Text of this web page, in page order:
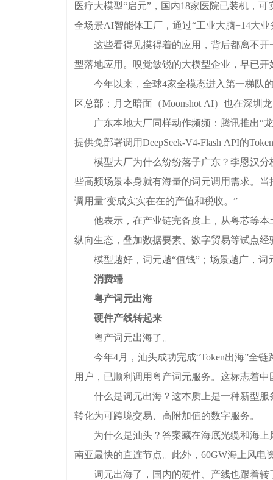
医疗大模型“启元”，国内18家医院已装机，
全场景AI智能体工厂，通过“工业大脑+14大
这些看得见摸得着的应用，背后都离不开
型落地应用。嗅觉敏锐的大模型企业，早已开
今年以来，全球4家全模态进入第一梯队的
区总部；月之暗面（Moonshot AI）也在深圳
广东本地大厂同样动作频频：腾讯推出“龙
提供免部署调用DeepSeek-V4-Flash API的
模型大厂为什么纷纷落子广东？李恩汉分
些高频场景本身就有海量的词元调用需求。
调用量’变成实实在在的产值和税收。”
他表示，在产业链完备度上，从粤芯等本
纵向生态，叠加数据要素、数字贸易等试点
模型越好，词元越“值钱”；场景越广，词
消费端
粤产词元出海
硬件产线转起来
粤产词元出海了。
今年4月，汕头成功完成“Token出海”全链
用户，已顺利调用粤产词元服务。这标志着
什么是词元出海？这本质上是一种新型服
转化为可跨境交易、高附加值的数字服务。
为什么是汕头？答案藏在海底光缆和海上
南亚最快的直连节点。此外，60GW海上风
词元出海了，国内的硬件、产线也跟着转